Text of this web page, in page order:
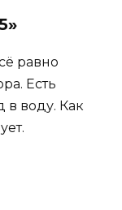
равно
Есть
в воду. Как